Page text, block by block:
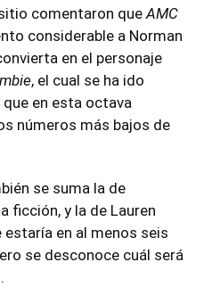
comentaron que AMC
considerable a Norman
en el personaje
, el cual se ha ido
en esta octava
números más bajos de
se suma la de
ficción, y la de Lauren
estaría en al menos seis
se desconoce cuál será